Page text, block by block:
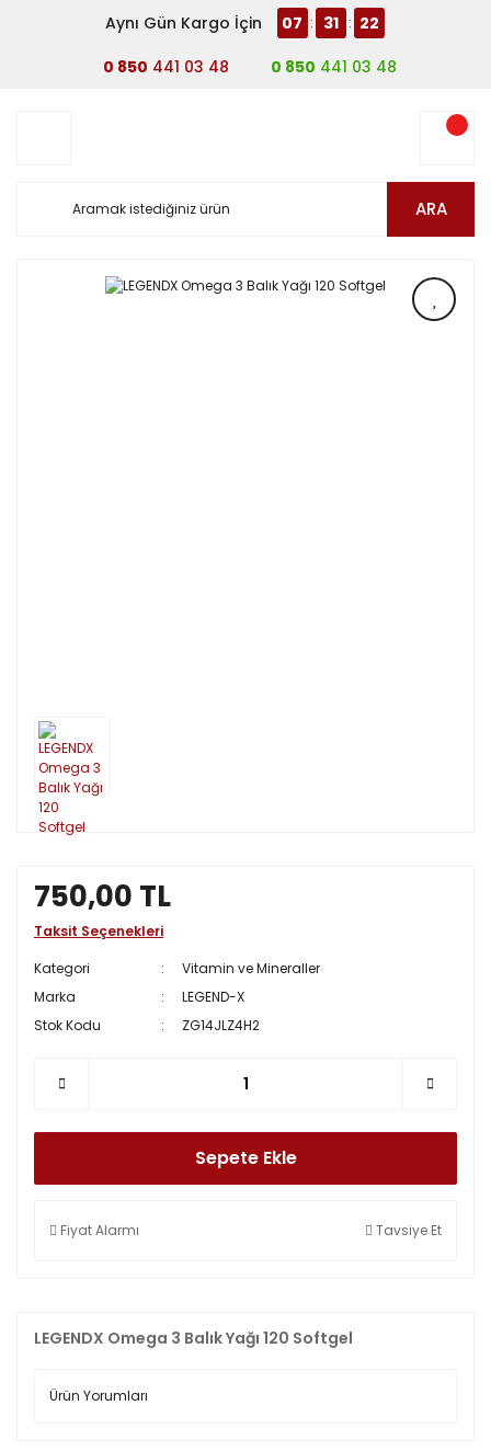
Aynı Gün Kargo İçin 07 : 31 : 22
0 850 441 03 48 0 850 441 03 48
ARA
LEGENDX Omega 3 Balık Yağı 120 Softgel
Ürün Yorumları
750,00 TL
Taksit Seçenekleri
Kategori
Vitamin ve Mineraller
Marka
LEGEND-X
Stok Kodu
ZG14JLZ4H2
Sepete Ekle
Fiyat Alarmı Tavsiye Et